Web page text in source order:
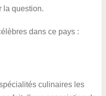
la question.
dans ce pays :
culinaires les